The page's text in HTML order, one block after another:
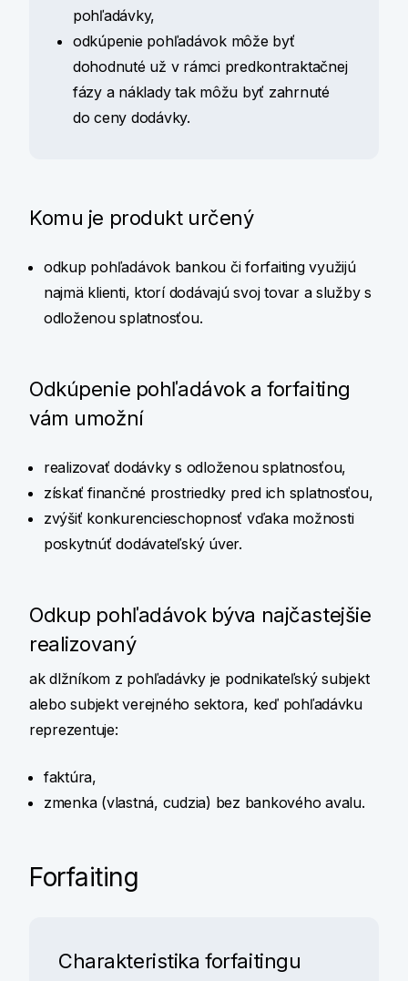
pohľadávky,
odkúpenie pohľadávok môže byť
dohodnuté už v rámci predkontraktačnej
fázy a náklady tak môžu byť zahrnuté
do ceny dodávky.
Komu je produkt určený
odkup pohľadávok bankou či forfaiting využijú
najmä klienti, ktorí dodávajú svoj tovar a služby s
odloženou splatnosťou.
Odkúpenie pohľadávok a forfaiting
vám umožní
realizovať dodávky s odloženou splatnosťou,
získať finančné prostriedky pred ich splatnosťou,
zvýšiť konkurencieschopnosť vďaka možnosti
poskytnúť dodávateľský úver.
Odkup pohľadávok býva najčastejšie
realizovaný
ak dlžníkom z pohľadávky je podnikateľský subjekt
alebo subjekt verejného sektora, keď pohľadávku
reprezentuje:
faktúra,
zmenka (vlastná, cudzia) bez bankového avalu.
Forfaiting
Charakteristika forfaitingu